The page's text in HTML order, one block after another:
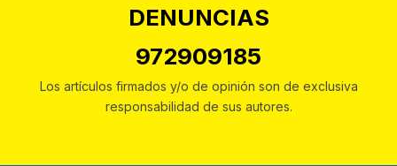
DENUNCIAS
972909185
Los artículos firmados y/o de opinión son de exclusiva
responsabilidad de sus autores.